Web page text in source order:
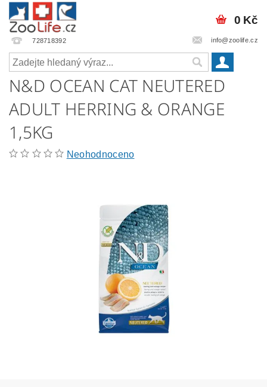
728718392 info@zoolife.cz
0 Kč
N&D OCEAN CAT NEUTERED
ADULT HERRING & ORANGE
1,5KG
Neohodnoceno